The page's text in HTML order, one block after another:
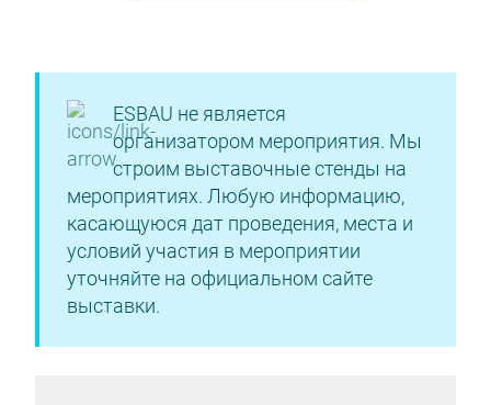
ESBAU не является
организатором мероприятия. Мы
строим выставочные стенды на
мероприятиях. Любую информацию,
касающуюся дат проведения, места и
условий участия в мероприятии
уточняйте на официальном сайте
выставки.